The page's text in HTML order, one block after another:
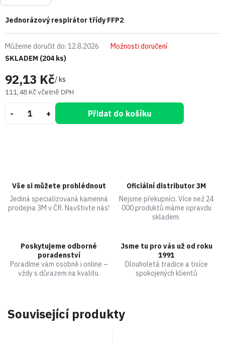
92,13 Kč/ ks
111,48 Kč včetně DPH
SKLADEM (204 ks)
Můžeme doručit do: 12.8.2026 Možnosti doručení
Přidat do košíku
Jednorázový respirátor třídy FFP2
Vše si můžete prohlédnout
Jediná specializovaná kamenná
prodejna 3M v ČR. Navštivte nás!
Oficiální distributor 3M
Nejsme překupníci. Více než 24
000 produktů máme opravdu
skladem.
Poskytujeme odborné
poradenství
Poradíme vám osobně i online –
vždy s důrazem na kvalitu.
Jsme tu pro vás už od roku
1991
Dlouholetá tradice a tisíce
spokojených klientů
Související produkty